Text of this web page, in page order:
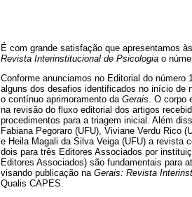
É com grande satisfação que apresentamos
Revista Interinstitucional de Psicologia o
Conforme anunciamos no Editorial do número
alguns dos desafios identificados no início de
o contínuo aprimoramento da Gerais. O corpo
na revisão do fluxo editorial dos artigos
procedimentos para a triagem inicial. Além
Fabiana Pegoraro (UFU), Viviane Verdu Rico
e Heila Magali da Silva Veiga (UFU) a revista
dois para três Editores Associados por
Editores Associados) são fundamentais para
visando publicação na Gerais: Revista
Qualis CAPES.